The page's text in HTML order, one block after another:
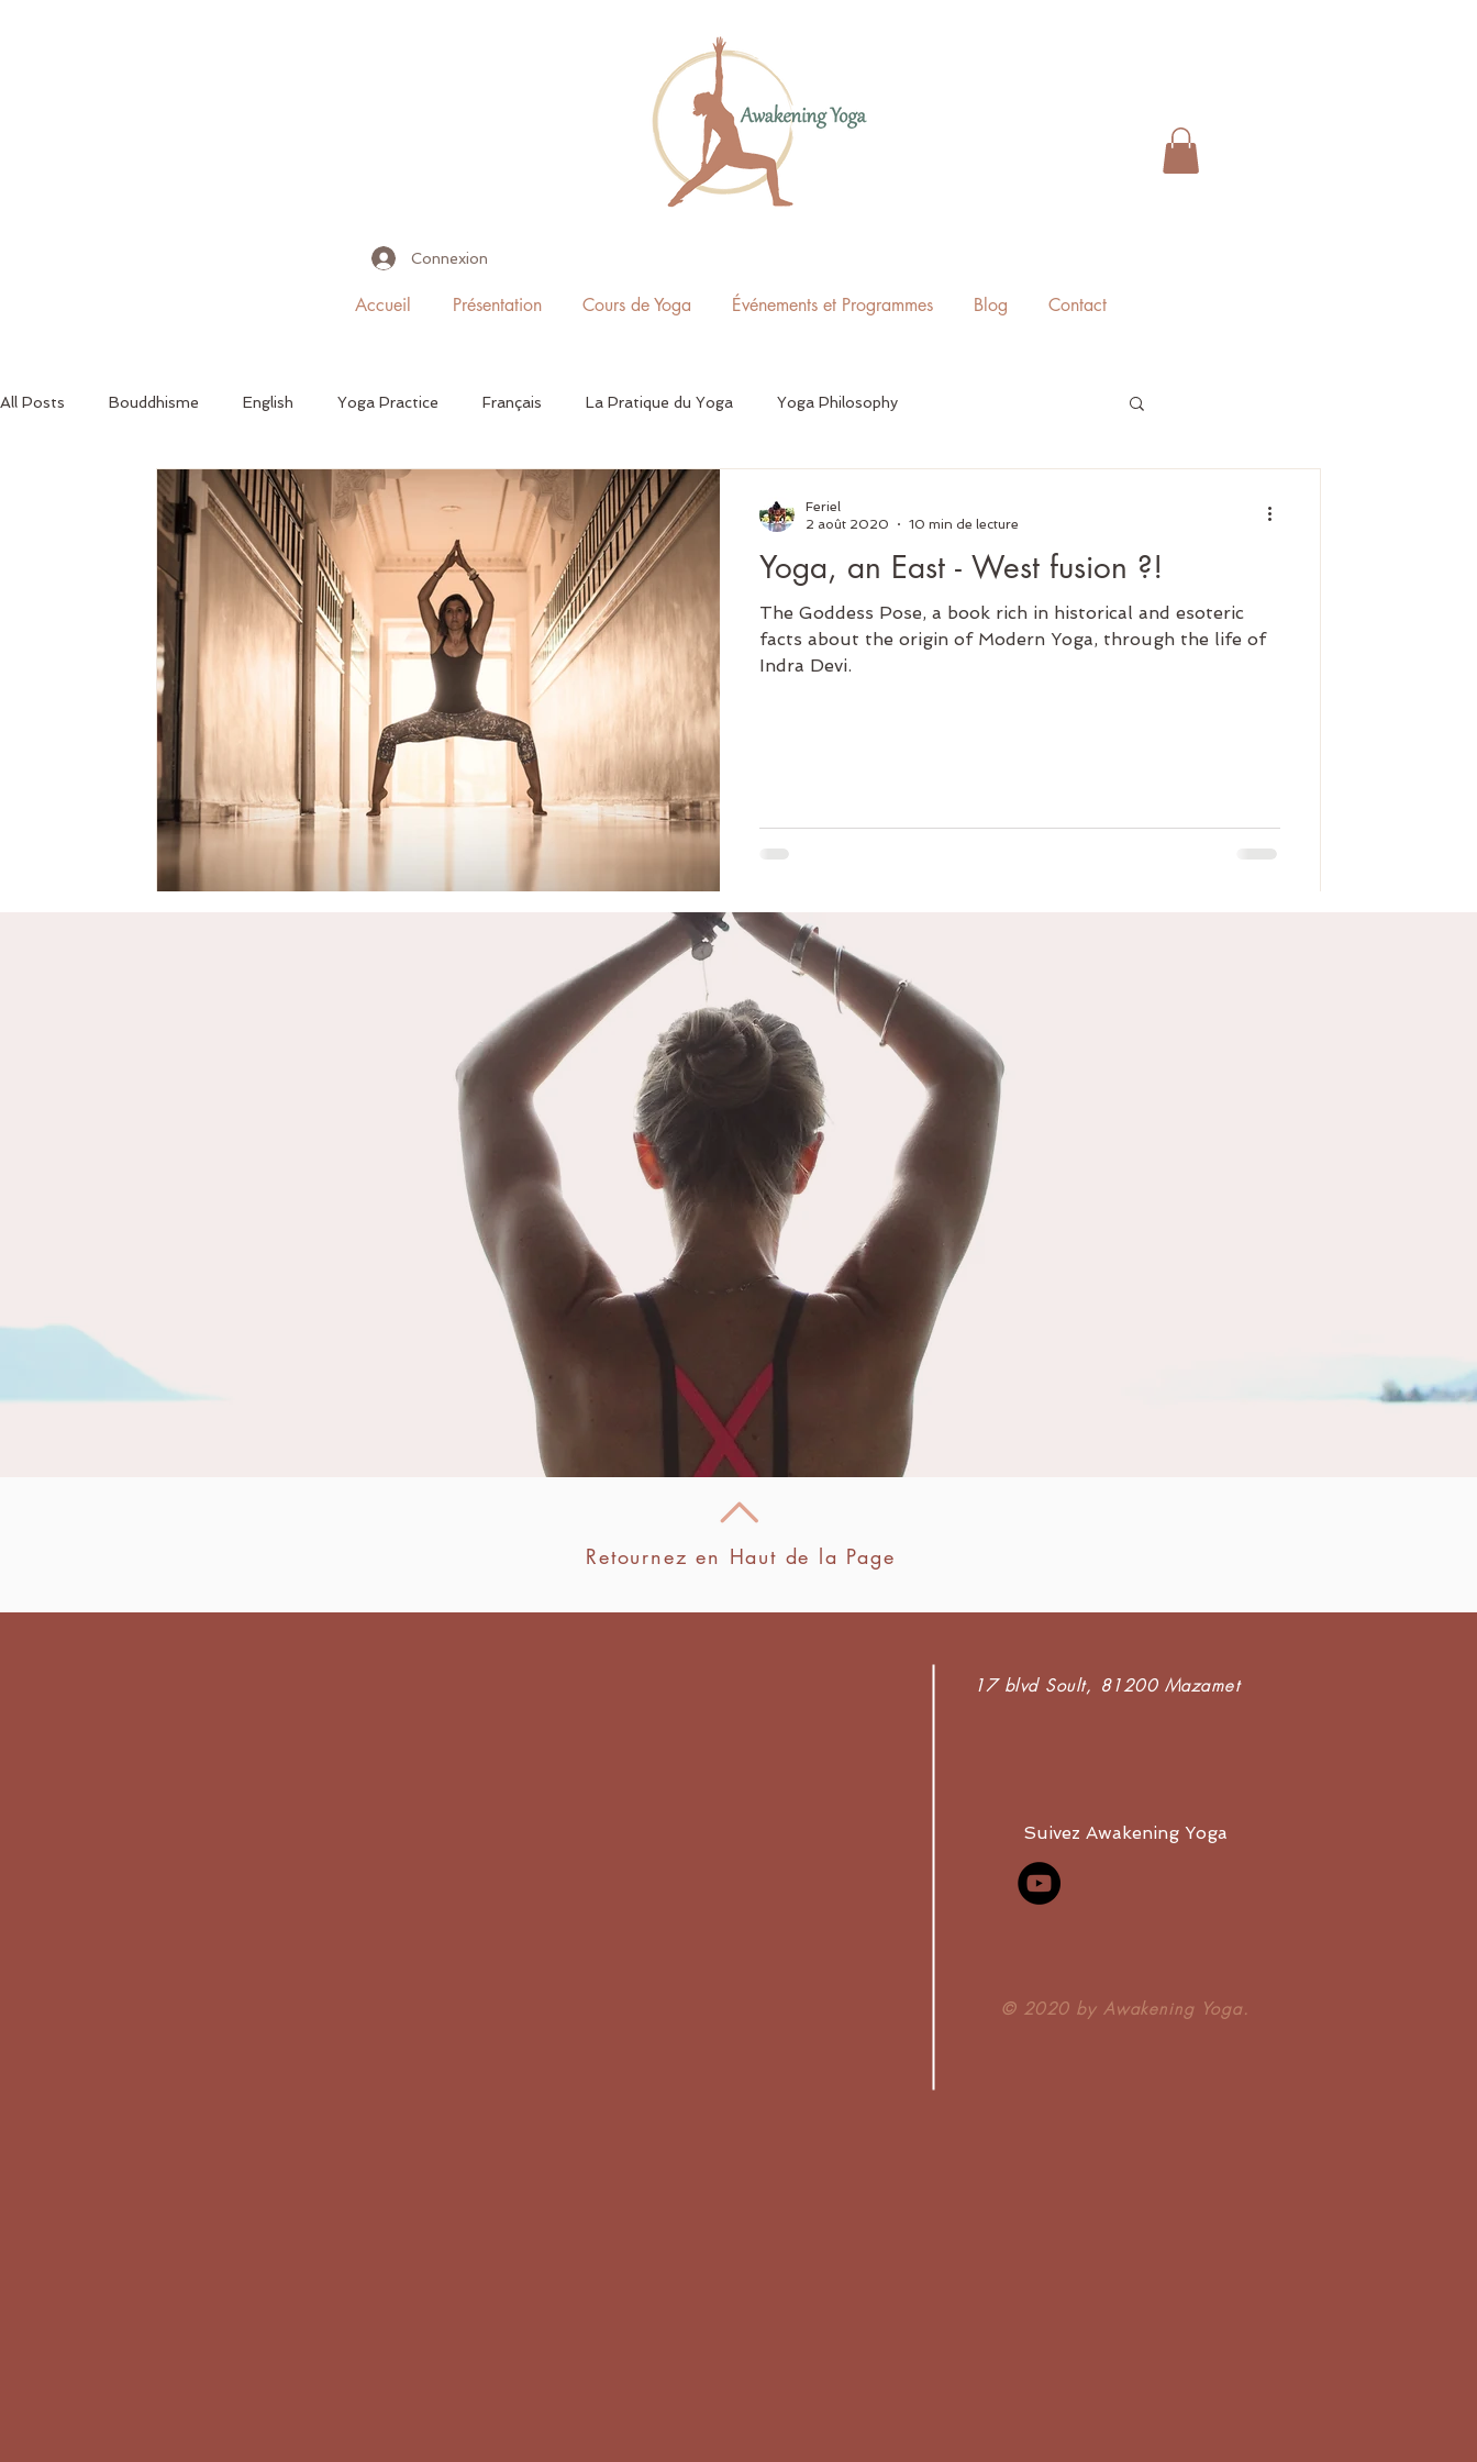
Connexion
Accueil Présentation Cours de Yoga Événements et Programmes Blog Contact
All Posts Bouddhisme English Yoga Practice Français La Pratique du Yoga Yoga Philosophy
La Philosophie du Yoga Review Critique Quotidien Yoga Sutras de Patanjali
Untitled Category Histoires Lumineuses Recettes Yoga, an East - West fusion ?!
The Goddess Pose, a book rich in historical and esoteric
facts about the origin of Modern Yoga, through the life of
Indra Devi.
Feriel
2 août 2020
10 min de lecture
Retournez en Haut de la Page
17 blvd Soult, 81200 Mazamet
Suivez Awakening Yoga
​© 2020 by Awakening Yoga.